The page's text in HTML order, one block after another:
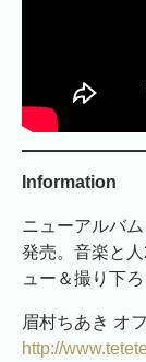
Information
ニューアルバ
発売。音楽と
ュー＆撮り下
眉村ちあき オ
http://